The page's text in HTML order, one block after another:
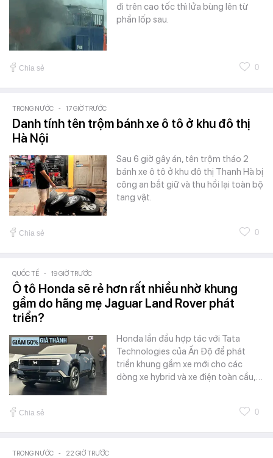
đi trên cao tốc thì lửa bùng lên từ
phần lốp sau.
Chia sẻ 0
TRONG NƯỚC - 17 GIỜ TRƯỚC
Danh tính tên trộm bánh xe ô tô ở khu đô thị
Hà Nội
Sau 6 giờ gây án, tên trộm tháo 2
bánh xe ô tô ở khu đô thị Thanh Hà bị
công an bắt giữ và thu hồi lại toàn bộ
tang vật.
Chia sẻ 0
QUỐC TẾ - 19 GIỜ TRƯỚC
Ô tô Honda sẽ rẻ hơn rất nhiều nhờ khung
gầm do hãng mẹ Jaguar Land Rover phát
triển?
Honda lần đầu hợp tác với Tata
Technologies của Ấn Độ để phát
triển khung gầm xe mới cho các
dòng xe hybrid và xe điện toàn cầu,…
Chia sẻ 0
TRONG NƯỚC - 22 GIỜ TRƯỚC